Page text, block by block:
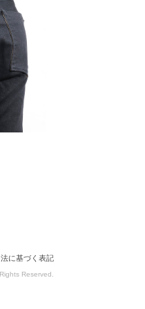
に基づく表記
Reserved.